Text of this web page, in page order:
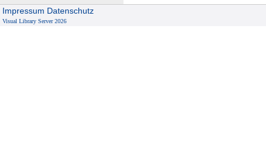
Impressum Datenschutz
Visual Library Server 2026